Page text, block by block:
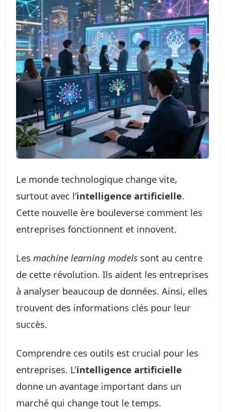
Le monde technologique change vite,
surtout avec l’intelligence artificielle.
Cette nouvelle ère bouleverse comment les
entreprises fonctionnent et innovent.
Les machine learning models sont au centre
de cette révolution. Ils aident les entreprises
à analyser beaucoup de données. Ainsi, elles
trouvent des informations clés pour leur
succès.
Comprendre ces outils est crucial pour les
entreprises. L’intelligence artificielle
donne un avantage important dans un
marché qui change tout le temps.